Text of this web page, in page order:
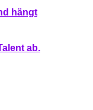
hängt
ab.